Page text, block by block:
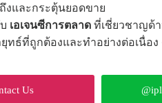
งและกระตุ้นยอดขาย
เอเจนซีการตลาดที่เชี่ยวชาญด้
ธ์ที่ถูกต้องและทำอย่างต่อเนื่
Us